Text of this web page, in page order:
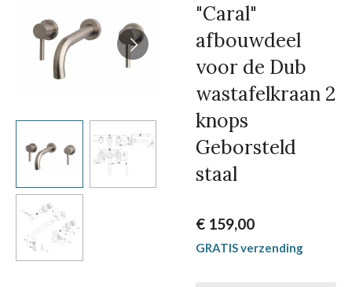
"Caral"
afbouwdeel
voor de Dub
wastafelkraan 2
knops
Geborsteld
staal
€ 159,00
GRATIS verzending